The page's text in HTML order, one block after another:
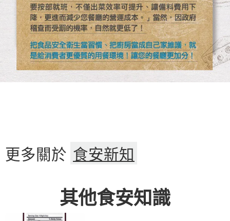
更多關於 食安新知
其他食安知識